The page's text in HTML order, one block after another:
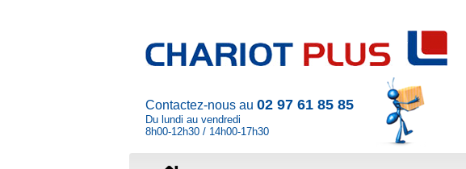
Contactez-nous au 02 97 61 85 85
Du lundi au vendredi
8h00-12h30 / 14h00-17h30